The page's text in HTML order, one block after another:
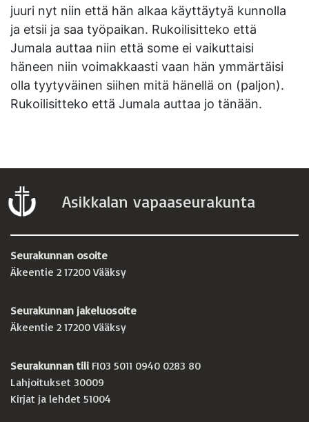
juuri nyt niin että hän alkaa käyttäytyä kunnolla
ja etsii ja saa työpaikan. Rukoilisitteko että
Jumala auttaa niin että some ei vaikuttaisi
häneen niin voimakkaasti vaan hän ymmärtäisi
olla tyytyväinen siihen mitä hänellä on (paljon).
Rukoilisitteko että Jumala auttaa jo tänään.
Asikkalan vapaaseurakunta
Seurakunnan osoite
Äkeentie 2 17200 Vääksy
Seurakunnan jakeluosoite
Äkeentie 2 17200 Vääksy
Seurakunnan tili FI03 5011 0940 0283 80
Lahjoitukset 30009
Kirjat ja lehdet 51004